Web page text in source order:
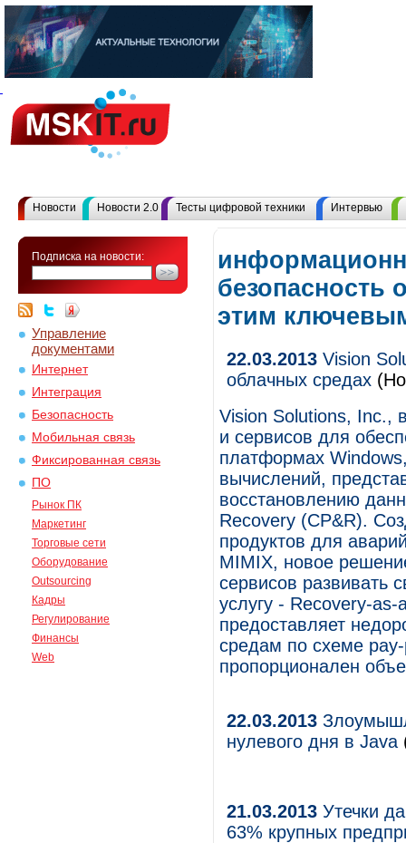
Новости Новости 2.0 Тесты цифровой техники Интервью
Подписка на новости:
Управление
документами
Интернет
Интеграция
Безопасность
Мобильная связь
Фиксированная связь
ПО
Рынок ПК
Маркетинг
Торговые сети
Оборудование
Outsourcing
Кадры
Регулирование
Финансы
Web
безопасность
этим
22.03.2013 Vision
облачных средах
Vision Solutions, Inc.,
и сервисов для
платформах
вычислений,
восстановлению
Recovery (CP&R).
продуктов для
MIMIX, новое
сервисов развивать
услугу - Recovery-
предоставляет
средам по схеме
пропорционален
22.03.2013
нулевого дня в Java
21.03.2013 Утечки
63% крупных